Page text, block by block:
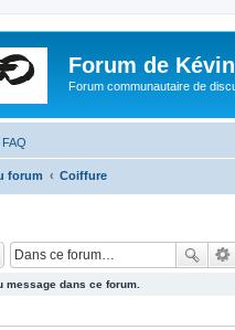
Forum de
Forum communautaire de
FAQ
forum Coiffure
message dans ce forum.